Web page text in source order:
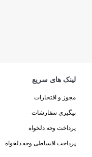
لینک های سریع
مجوز و افتخارات
پیگیری سفارشات
پرداخت وجه دلخواه
پرداخت اقساطی وجه دلخواه